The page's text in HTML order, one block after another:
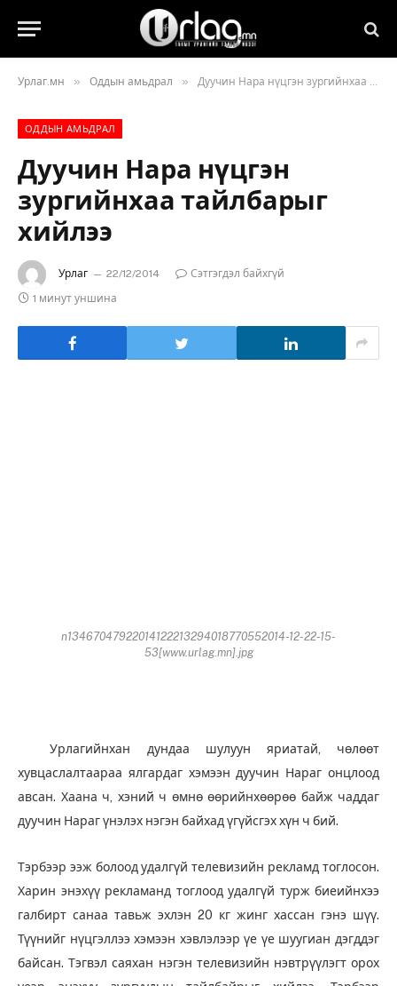
Урлаг.мн » Оддын амьдрал » Дуучин Нара нүцгэн зургийнхаа тайлбарыг хийлээ
ОДДЫН АМЬДРАЛ
Дуучин Нара нүцгэн
зургийнхаа тайлбарыг
хийлээ
Урлаг 22/12/2014
Сэтгэгдэл байхгүй
1 минут уншина
n13467047922014122213294018770552014-12-22-15-
53[www.urlag.mn].jpg
Урлагийнхан дундаа шулуун яриатай, чөлөөт
хувцаслалтаараа ялгардаг хэмээн дуучин Нараг онцлоод
авсан. Хаана ч, хэний ч өмнө өөрийнхөөрөө байж чаддаг
дуучин Нараг үнэлэх нэгэн байхад үгүйсгэх хүн ч бий.
Тэрбээр ээж болоод удалгүй телевизийн рекламд тоглосон.
Харин энэхүү рекламанд тоглоод удалгүй турж биеийнхээ
галбирт санаа тавьж эхлэн 20 кг жинг хассан гэнэ шүү.
Түүнийг нүцгэллээ хэмээн хэвлэлээр үе үе шуугиан дэгддэг
байсан. Тэгвэл саяхан нэгэн телевизийн нэвтрүүлэгт орох